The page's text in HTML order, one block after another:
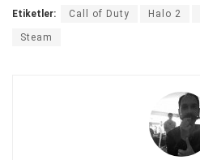
Etiketler: Call of Duty Halo 2
Steam